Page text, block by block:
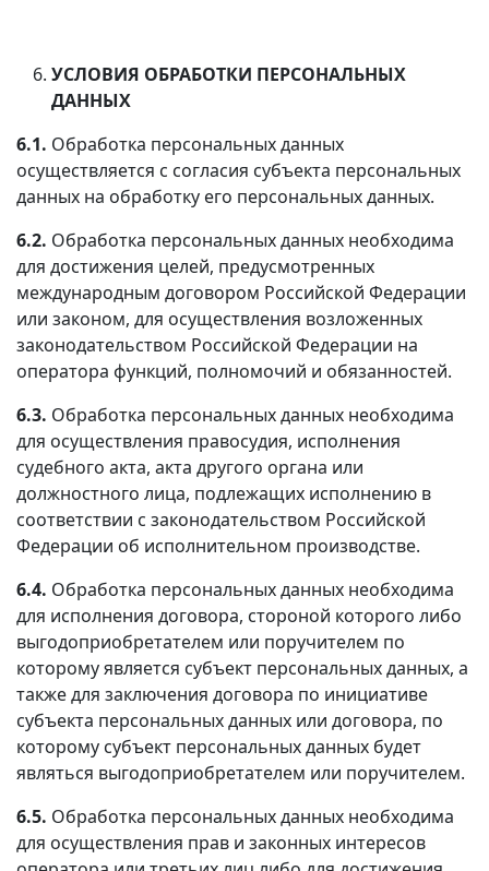
УСЛОВИЯ ОБРАБОТКИ ПЕРСОНАЛЬНЫХ
ДАННЫХ
6.1. Обработка персональных данных
осуществляется с согласия субъекта персональных
данных на обработку его персональных данных.
6.2. Обработка персональных данных необходима
для достижения целей, предусмотренных
международным договором Российской Федерации
или законом, для осуществления возложенных
законодательством Российской Федерации на
оператора функций, полномочий и обязанностей.
6.3. Обработка персональных данных необходима
для осуществления правосудия, исполнения
судебного акта, акта другого органа или
должностного лица, подлежащих исполнению в
соответствии с законодательством Российской
Федерации об исполнительном производстве.
6.4. Обработка персональных данных необходима
для исполнения договора, стороной которого либо
выгодоприобретателем или поручителем по
которому является субъект персональных данных, а
также для заключения договора по инициативе
субъекта персональных данных или договора, по
которому субъект персональных данных будет
являться выгодоприобретателем или поручителем.
6.5. Обработка персональных данных необходима
для осуществления прав и законных интересов